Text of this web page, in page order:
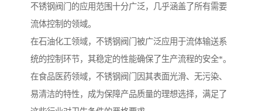
不锈钢阀门的应用范围十分广泛，几乎涵盖了所有需要
流体控制的领域。
在石油化工领域，不锈钢阀门被广泛应用于流体输送系
统的控制环节，其稳定的性能确保了生产流程的安全*。
在食品医药领域，不锈钢阀门因其表面光滑、无污染、
易清洁的特性，成为保障产品质量的理想选择，满足了